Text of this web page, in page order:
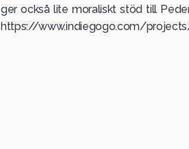
ger också lite moraliskt stöd till
https://www.indiegogo.com/